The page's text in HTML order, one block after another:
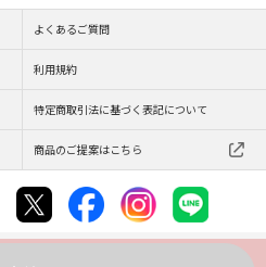
よくあるご質問
利用規約
特定商取引法に基づく表記について
商品のご提案はこちら